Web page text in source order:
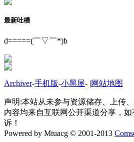
最新吐槽
d=====(￣▽￣*)b
Archiver-手机版-小黑屋- |网站地图
声明:本站从未参与资源储存、上传
内容均来自互联网公开渠道分享，
诉！
Powered by Mtuacg © 2001-2013